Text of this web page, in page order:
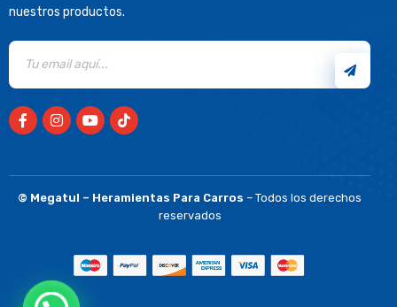
nuestros productos.
© Megatul – Heramientas Para Carros – Todos los derechos
reservados